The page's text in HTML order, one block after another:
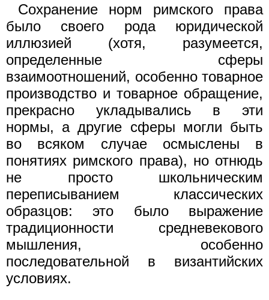
Сохранение норм римского права
было своего рода юридической
иллюзией (хотя, разумеется,
определенные сферы
взаимоотношений, особенно товарное
производство и товарное обращение,
прекрасно укладывались в эти
нормы, а другие сферы могли быть
во всяком случае осмыслены в
понятиях римского права), но отнюдь
не просто школьническим
переписыванием классических
образцов: это было выражение
традиционности средневекового
мышления, особенно
последовательной в византийских
условиях.